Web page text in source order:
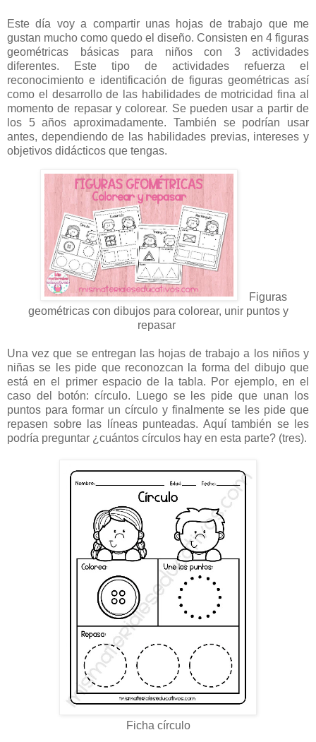
Este día voy a compartir unas hojas de trabajo que me
gustan mucho como quedo el diseño. Consisten en 4 figuras
geométricas básicas para niños con 3 actividades
diferentes. Este tipo de actividades refuerza el
reconocimiento e identificación de figuras geométricas así
como el desarrollo de las habilidades de motricidad fina al
momento de repasar y colorear. Se pueden usar a partir de
los 5 años aproximadamente. También se podrían usar
antes, dependiendo de las habilidades previas, intereses y
objetivos didácticos que tengas.
Figuras
geométricas con dibujos para colorear, unir puntos y
repasar
Una vez que se entregan las hojas de trabajo a los niños y
niñas se les pide que reconozcan la forma del dibujo que
está en el primer espacio de la tabla. Por ejemplo, en el
caso del botón: círculo. Luego se les pide que unan los
puntos para formar un círculo y finalmente se les pide que
repasen sobre las líneas punteadas. Aquí también se les
podría preguntar ¿cuántos círculos hay en esta parte? (tres).
Ficha círculo